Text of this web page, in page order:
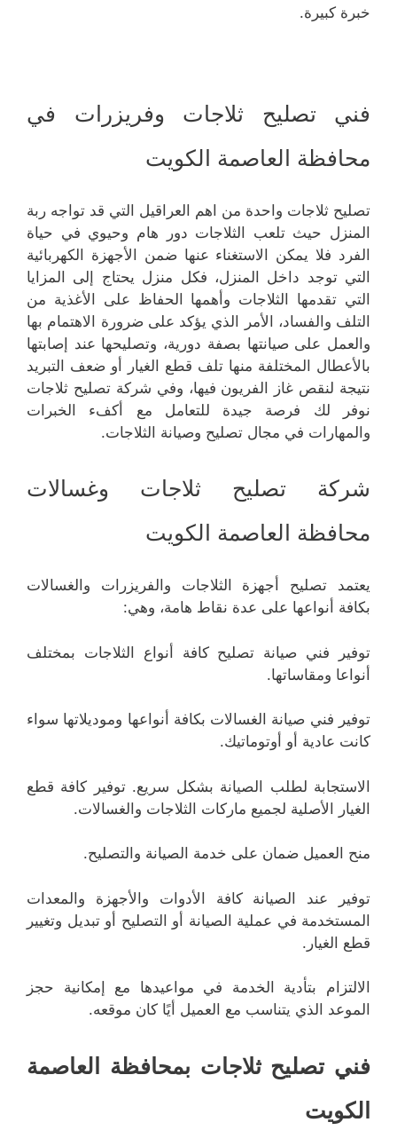
خبرة كبيرة.
فني تصليح ثلاجات وفريزرات في
محافظة العاصمة الكويت
تصليح ثلاجات واحدة من اهم العراقيل التي قد تواجه ربة
المنزل حيث تلعب الثلاجات دور هام وحيوي في حياة
الفرد فلا يمكن الاستغناء عنها ضمن الأجهزة الكهربائية
التي توجد داخل المنزل، فكل منزل يحتاج إلى المزايا
التي تقدمها الثلاجات وأهمها الحفاظ على الأغذية من
التلف والفساد، الأمر الذي يؤكد على ضرورة الاهتمام بها
والعمل على صيانتها بصفة دورية، وتصليحها عند إصابتها
بالأعطال المختلفة منها تلف قطع الغيار أو ضعف التبريد
نتيجة لنقص غاز الفريون فيها، وفي شركة تصليح ثلاجات
نوفر لك فرصة جيدة للتعامل مع أكفء الخبرات
والمهارات في مجال تصليح وصيانة الثلاجات.
شركة تصليح ثلاجات وغسالات
محافظة العاصمة الكويت
يعتمد تصليح أجهزة الثلاجات والفريزرات والغسالات
بكافة أنواعها على عدة نقاط هامة، وهي:
توفير فني صيانة تصليح كافة أنواع الثلاجات بمختلف
أنواعا ومقاساتها.
توفير فني صيانة الغسالات بكافة أنواعها وموديلاتها سواء
كانت عادية أو أوتوماتيك.
الاستجابة لطلب الصيانة بشكل سريع. توفير كافة قطع
الغيار الأصلية لجميع ماركات الثلاجات والغسالات.
منح العميل ضمان على خدمة الصيانة والتصليح.
توفير عند الصيانة كافة الأدوات والأجهزة والمعدات
المستخدمة في عملية الصيانة أو التصليح أو تبديل وتغيير
قطع الغيار.
الالتزام بتأدية الخدمة في مواعيدها مع إمكانية حجز
الموعد الذي يتناسب مع العميل أيًا كان موقعه.
فني تصليح ثلاجات بمحافظة العاصمة
الكويت